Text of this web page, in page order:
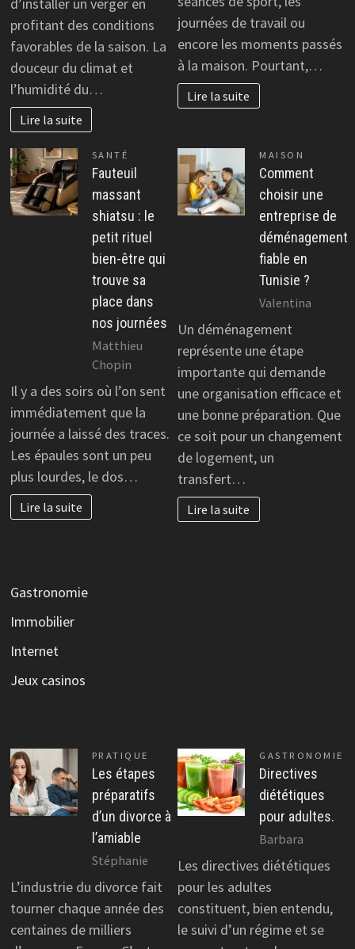
profitant des conditions
favorables de la saison. La
douceur du climat et
l’humidité du…
Lire la suite
journées de travail ou
encore les moments passés
à la maison. Pourtant,…
Lire la suite
SANTÉ
Fauteuil
massant
shiatsu : le
petit rituel
bien-être qui
trouve sa
place dans
nos journées
Matthieu
Chopin
Il y a des soirs où l’on sent
immédiatement que la
journée a laissé des traces.
Les épaules sont un peu
plus lourdes, le dos…
Lire la suite
MAISON
Comment
choisir une
entreprise de
déménagement
fiable en
Tunisie ?
Valentina
Un déménagement
représente une étape
importante qui demande
une organisation efficace et
une bonne préparation. Que
ce soit pour un changement
de logement, un
transfert…
Lire la suite
Gastronomie
Immobilier
Internet
Jeux casinos
PRATIQUE
Les étapes
préparatifs
d’un divorce à
l’amiable
Stéphanie
L’industrie du divorce fait
tourner chaque année des
centaines de milliers
GASTRONOMIE
Directives
diététiques
pour adultes.
Barbara
Les directives diététiques
pour les adultes
constituent, bien entendu,
le suivi d’un régime et se